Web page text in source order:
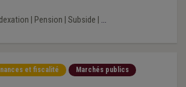
Pension Subside ...
et fiscalité Marchés publics